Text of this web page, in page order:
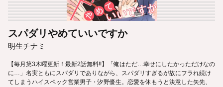
スパダリやめていいですか
明生チナミ
【毎月第3木曜更新！最新2話無料!!】「俺はただ…幸せにしたかっただけなの
に…」名実ともにスパダリでありながら、スパダリすぎるが故にフラれ続け
てしまうハイスペック営業男子・汐野優生。恋愛を休もうと決意した矢先、